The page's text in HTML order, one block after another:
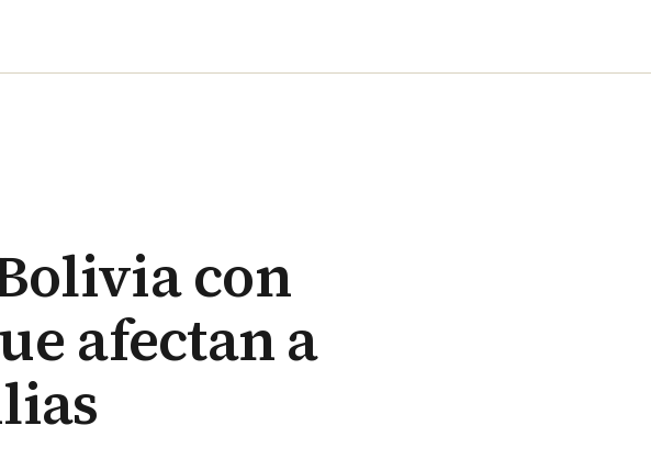
con
afectan a